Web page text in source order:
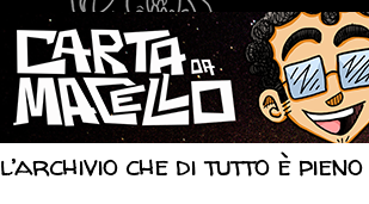
l’archivio che di tutto è